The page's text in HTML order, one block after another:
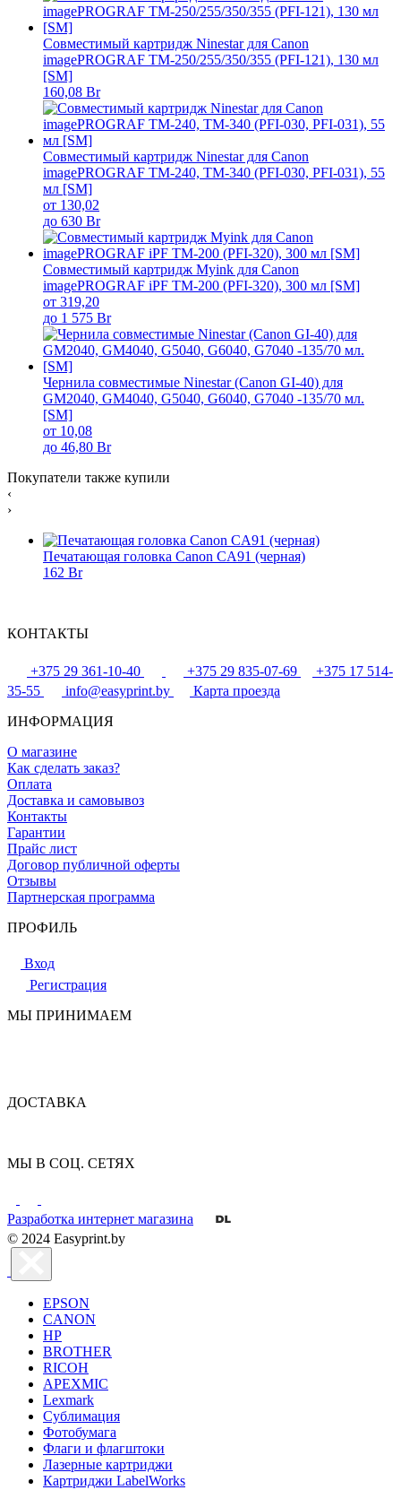
Совместимый картридж Ninestar для Canon
imagePROGRAF TM-250/255/350/355 (PFI-121), 130 мл
[SM]
160,08 Br
Совместимый картридж Ninestar для Canon
imagePROGRAF TM-240, TM-340 (PFI-030, PFI-031), 55
мл [SM]
от 130,02
до 630 Br
Совместимый картридж Myink для Canon
imagePROGRAF iPF TM-200 (PFI-320), 300 мл [SM]
от 319,20
до 1 575 Br
Чернила совместимые Ninestar (Canon GI-40) для
GM2040, GM4040, G5040, G6040, G7040 -135/70 мл.
[SM]
от 10,08
до 46,80 Br
Покупатели также купили
‹
›
Печатающая головка Canon CA91 (черная)
162 Br
КОНТАКТЫ
+375 29 361-10-40 +375 29 835-07-69
+375 17 514-
35-55
info@easyprint.by
Карта проезда
ИНФОРМАЦИЯ
О магазине
Как сделать заказ?
Оплата
Доставка и самовывоз
Контакты
Гарантии
Прайс лист
Договор публичной оферты
Отзывы
Партнерская программа
ПРОФИЛЬ
Вход
Регистрация
МЫ ПРИНИМАЕМ
ДОСТАВКА
МЫ В СОЦ. СЕТЯХ
Разработка интернет магазина
© 2024 Easyprint.by
EPSON
CANON
HP
BROTHER
RICOH
APEXMIC
Lexmark
Сублимация
Фотобумага
Флаги и флагштоки
Лазерные картриджи
Картриджи LabelWorks